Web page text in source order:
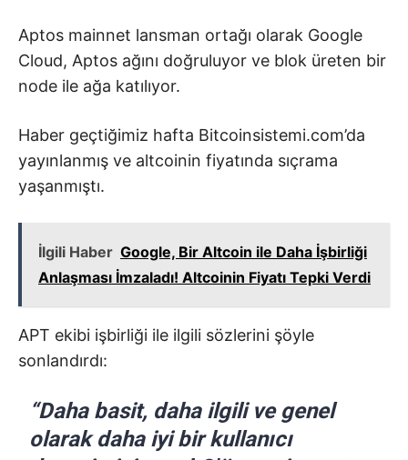
Aptos mainnet lansman ortağı olarak Google
Cloud, Aptos ağını doğruluyor ve blok üreten bir
node ile ağa katılıyor.
Haber geçtiğimiz hafta Bitcoinsistemi.com’da
yayınlanmış ve altcoinin fiyatında sıçrama
yaşanmıştı.
İlgili Haber Google, Bir Altcoin ile Daha İşbirliği
Anlaşması İmzaladı! Altcoinin Fiyatı Tepki Verdi
APT ekibi işbirliği ile ilgili sözlerini şöyle
sonlandırdı:
“Daha basit, daha ilgili ve genel
olarak daha iyi bir kullanıcı